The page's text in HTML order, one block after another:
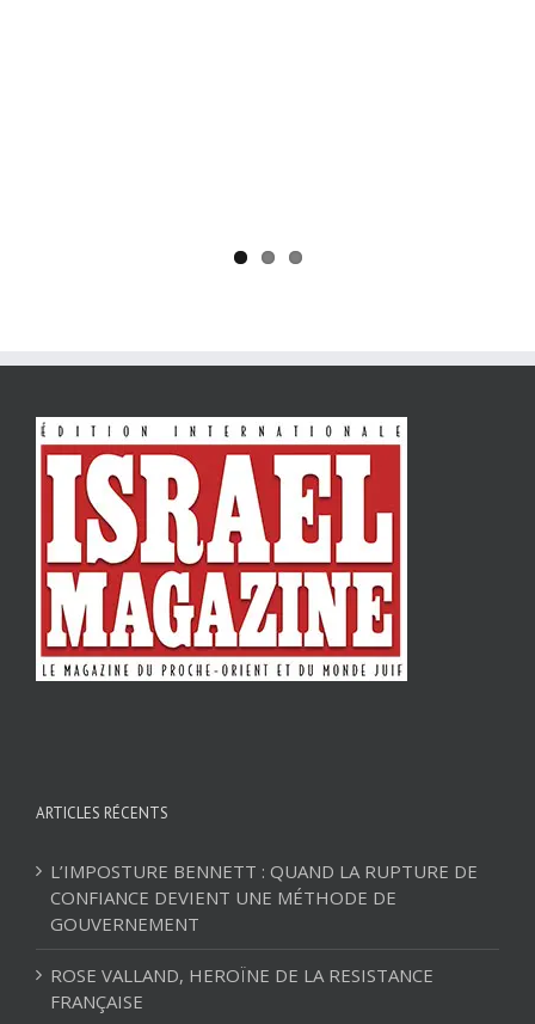
ARTICLES RÉCENTS
L’IMPOSTURE BENNETT : QUAND LA RUPTURE DE
CONFIANCE DEVIENT UNE MÉTHODE DE
GOUVERNEMENT
ROSE VALLAND, HEROÏNE DE LA RESISTANCE
FRANÇAISE